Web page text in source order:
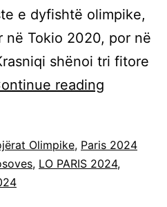
e dyfishtë olimpike,
në Tokio 2020, por në
shënoi tri fitore
reading
Olimpike, Paris 2024
, LO PARIS 2024,